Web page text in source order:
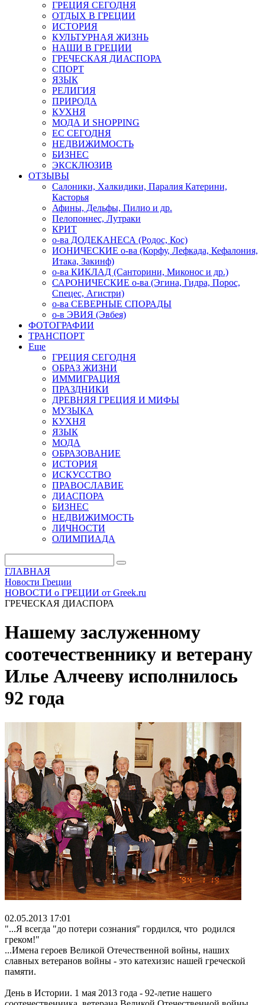
ГРЕЦИЯ СЕГОДНЯ
ОТДЫХ В ГРЕЦИИ
ИСТОРИЯ
КУЛЬТУРНАЯ ЖИЗНЬ
НАШИ В ГРЕЦИИ
ГРЕЧЕСКАЯ ДИАСПОРА
СПОРТ
ЯЗЫК
РЕЛИГИЯ
ПРИРОДА
КУХНЯ
МОДА И SHOPPING
ЕС СЕГОДНЯ
НЕДВИЖИМОСТЬ
БИЗНЕС
ЭКСКЛЮЗИВ
ОТЗЫВЫ
Салоники, Халкидики, Паралия Катерини,
Касторья
Афины, Дельфы, Пилио и др.
Пелопоннес, Лутраки
КРИТ
о-ва ДОДЕКАНЕСА (Родос, Кос)
ИОНИЧЕСКИЕ о-ва (Корфу, Лефкада, Кефалония,
Итака, Закинф)
о-ва КИКЛАД (Санторини, Миконос и др.)
САРОНИЧЕСКИЕ о-ва (Эгина, Гидра, Порос,
Спецес, Агистри)
о-ва СЕВЕРНЫЕ СПОРАДЫ
о-в ЭВИЯ (Эвбея)
ФОТОГРАФИИ
ТРАНСПОРТ
Еще
ГРЕЦИЯ СЕГОДНЯ
ОБРАЗ ЖИЗНИ
ИММИГРАЦИЯ
ПРАЗДНИКИ
ДРЕВНЯЯ ГРЕЦИЯ И МИФЫ
МУЗЫКА
КУХНЯ
ЯЗЫК
МОДА
ОБРАЗОВАНИЕ
ИСТОРИЯ
ИСКУССТВО
ПРАВОСЛАВИЕ
ДИАСПОРА
БИЗНЕС
НЕДВИЖИМОСТЬ
ЛИЧНОСТИ
ОЛИМПИАДА
ГЛАВНАЯ
Новости Греции
НОВОСТИ о ГРЕЦИИ от Greek.ru
ГРЕЧЕСКАЯ ДИАСПОРА
Нашему заслуженному
соотечественнику и ветерану
Илье Алчееву исполнилось
92 года
02.05.2013 17:01
"...Я всегда "до потери сознания" гордился, что родился
...Имена героев Великой Отечественной войны, наших
славных ветеранов войны - это катехизис нашей греческой
памяти.
День в Истории. 1 мая 2013 года - 92-летие нашего